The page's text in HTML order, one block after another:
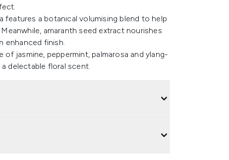
features a botanical volumising blend to help
amaranth seed extract nourishes
enhanced finish.
jasmine, peppermint, palmarosa and ylang-
delectable floral scent.